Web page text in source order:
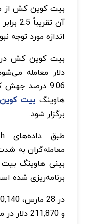
آن
اندازه مورد‌‌ توجه
9.06 درصد
هاوینگبیت
برگزار شود.
معامله‌گران به
برنامه‌ریزی شده
و 211,870 دلار در موقعیت‌های خرید لیکوئید شد.